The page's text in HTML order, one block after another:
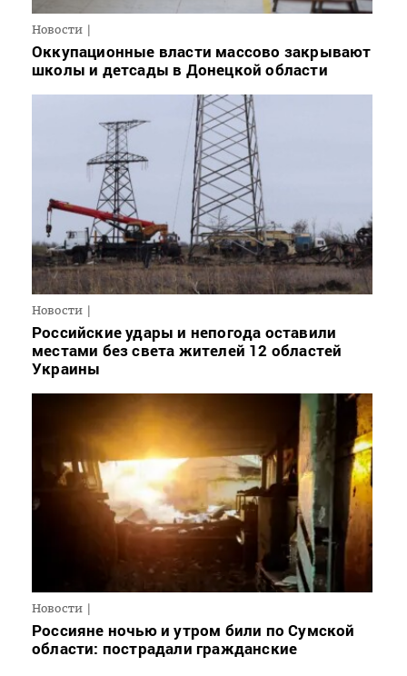
Новости
Оккупационные власти массово закрывают
школы и детсады в Донецкой области
Новости
Российские удары и непогода оставили
местами без света жителей 12 областей
Украины
Новости
Россияне ночью и утром били по Сумской
области: пострадали гражданские